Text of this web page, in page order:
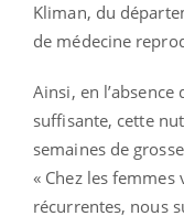
Kliman, du
de médecine
Ainsi, en
suffisante, cette
semaines de
« Chez les
récurrentes, nous